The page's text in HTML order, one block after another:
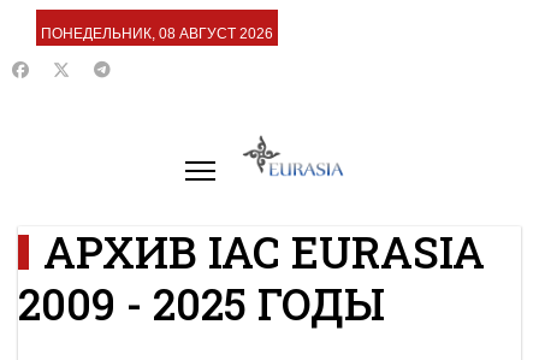
ПОНЕДЕЛЬНИК, 08 АВГУСТ 2026
АРХИВ IAC EURASIA
2009 - 2025 ГОДЫ